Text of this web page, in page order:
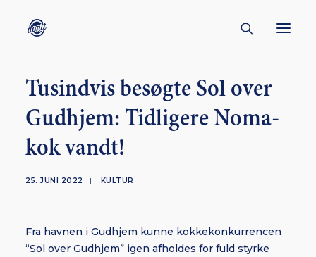
CONTACT
ABOUT
ENGLISH
BORNHOLM
Tusindvis besøgte Sol over
Gudhjem: Tidligere Noma-
kok vandt!
25. JUNI 2022 | KULTUR
Fra havnen i Gudhjem kunne kokkekonkurrencen
“Sol over Gudhjem” igen afholdes for fuld styrke